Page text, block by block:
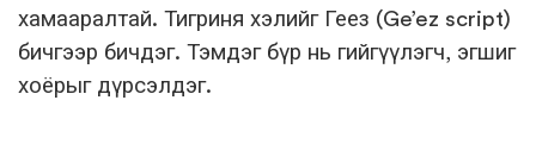
хамааралтай. Тигриня хэлийг Геез (Ge’ez script)
бичгээр бичдэг. Тэмдэг бүр нь гийгүүлэгч, эгшиг
хоёрыг дүрсэлдэг.